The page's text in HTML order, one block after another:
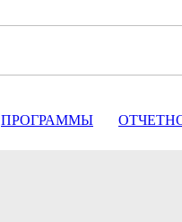
ПРОГРАММЫ